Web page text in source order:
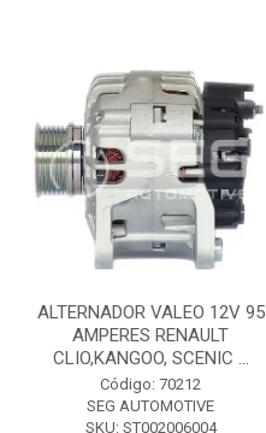
ALTERNADOR VALEO 12V 95
AMPERES RENAULT
CLIO,KANGOO, SCENIC ...
Código: 70212
SEG AUTOMOTIVE
SKU: ST002006004